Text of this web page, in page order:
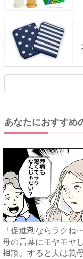
あなたにおすすめ
「促進剤ならラクね
母の言葉にモヤモヤ
相談。すると夫は義